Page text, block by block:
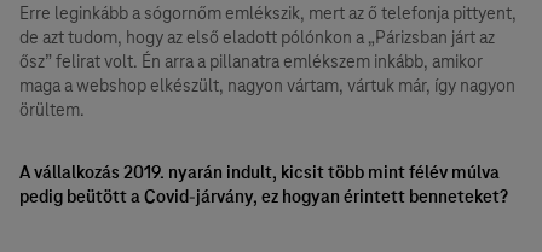
Erre leginkább a sógornőm emlékszik, mert az ő telefonja pittyent,
de azt tudom, hogy az első eladott pólónkon a „Párizsban járt az
ősz” felirat volt. Én arra a pillanatra emlékszem inkább, amikor
maga a webshop elkészült, nagyon vártam, vártuk már, így nagyon
örültem.
A vállalkozás 2019. nyarán indult, kicsit több mint félév múlva
pedig beütött a Covid-járvány, ez hogyan érintett benneteket?